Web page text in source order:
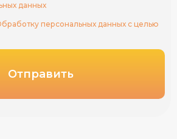
данных
персональных данных с целью
Отправить